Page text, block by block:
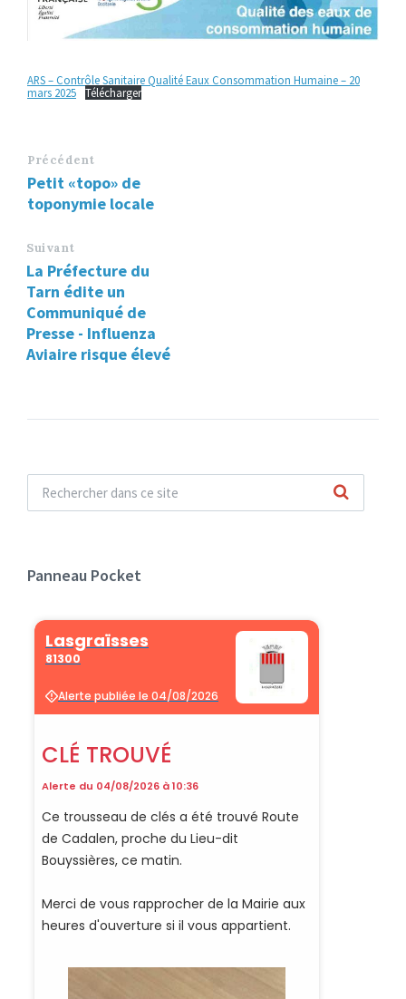
ARS – Contrôle Sanitaire Qualité Eaux Consommation Humaine – 20
mars 2025
Télécharger
Précédent
Petit «topo» de
toponymie locale
Suivant
La Préfecture du
Tarn édite un
Communiqué de
Presse - Influenza
Aviaire risque élevé
Panneau Pocket